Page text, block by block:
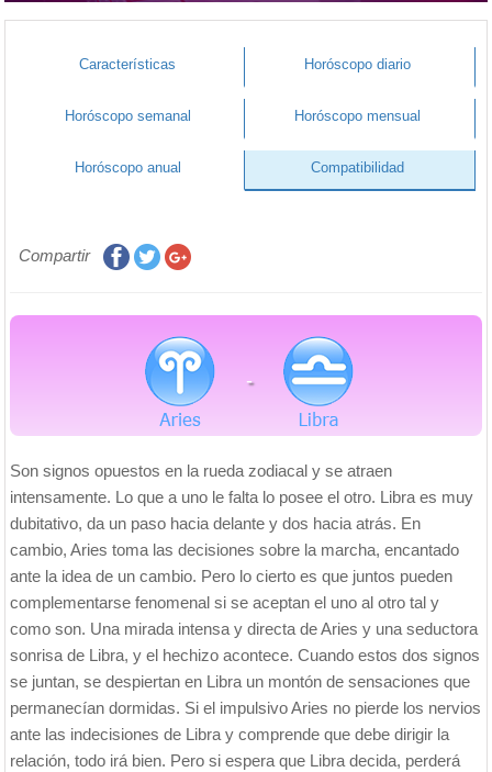
Características Horóscopo diario
Horóscopo semanal Horóscopo mensual
Horóscopo anual Compatibilidad
Compartir
-
Son signos opuestos en la rueda zodiacal y se atraen
intensamente. Lo que a uno le falta lo posee el otro. Libra es muy
dubitativo, da un paso hacia delante y dos hacia atrás. En
cambio, Aries toma las decisiones sobre la marcha, encantado
ante la idea de un cambio. Pero lo cierto es que juntos pueden
complementarse fenomenal si se aceptan el uno al otro tal y
como son. Una mirada intensa y directa de Aries y una seductora
sonrisa de Libra, y el hechizo acontece. Cuando estos dos signos
se juntan, se despiertan en Libra un montón de sensaciones que
permanecían dormidas. Si el impulsivo Aries no pierde los nervios
ante las indecisiones de Libra y comprende que debe dirigir la
relación, todo irá bien. Pero si espera que Libra decida, perderá